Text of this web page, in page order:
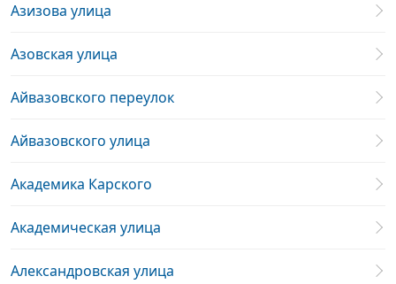
Азизова улица
Азовская улица
Айвазовского переулок
Айвазовского улица
Академика Карского
Академическая улица
Александровская улица